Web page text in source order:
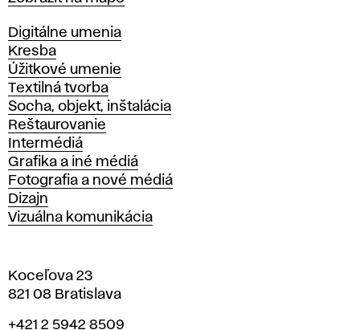
Katedry
Digitálne umenia
Kresba
Úžitkové umenie
Textilná tvorba
Socha, objekt, inštalácia
Reštaurovanie
Intermédiá
Grafika a iné médiá
Fotografia a nové médiá
Dizajn
Vizuálna komunikácia
Koceľova 23
821 08 Bratislava
Telefón
+421 2 5942 8509